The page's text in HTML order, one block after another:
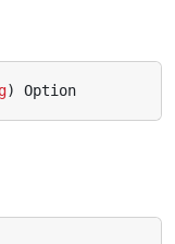
) Option